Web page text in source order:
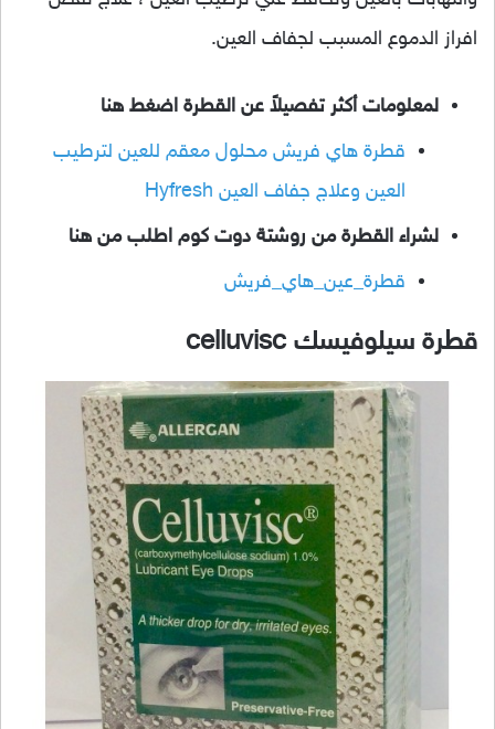
افراز الدموع المسبب لجفاف العين.
لمعلومات أكثر تفصيلاً عن القطرة اضغط هنا
قطرة هاي فريش محلول معقم للعين لترطيب
العين وعلاج جفاف العين Hyfresh
لشراء القطرة من روشتة دوت كوم اطلب من هنا
قطرة_عين_هاي_فريش
قطرة سيلوفيسك celluvisc